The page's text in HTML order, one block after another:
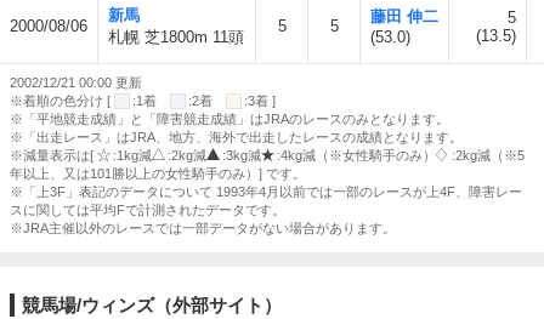
2000/08/06
新馬
札幌 芝1800m 11頭
5 5
藤田 伸二
(53.0)
5
(13.5)
2002/12/21 00:00 更新
※着順の色分け [
:1着 :2着
:3着 ]
※「平地競走成績」と「障害競走成績」はJRAのレースのみとなります。
※「出走レース」はJRA、地方、海外で出走したレースの成績となります。
※減量表示は[
:1kg減 :2kg減 :3kg減 :4kg減（※女性騎手のみ）
:2kg減（※5
年以上、又は101勝以上の女性騎手のみ）] です。
※「上3F」表記のデータについて 1993年4月以前では一部のレースが上4F、障害レー
スに関しては平均Fで計測されたデータです。
※JRA主催以外のレースでは一部データがない場合があります。
競馬場/ウィンズ（外部サイト）